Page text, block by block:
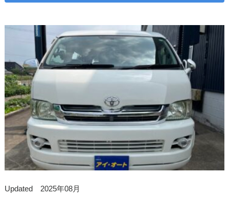
Updated 2025年08月